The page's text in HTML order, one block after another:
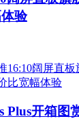
验
Plus开箱图